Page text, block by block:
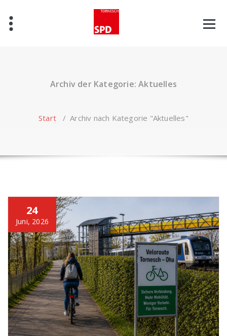
Inhalt
springen
Archiv der Kategorie: Aktuelles
Start /Archiv nach Kategorie "Aktuelles"
24
Juni, 2026